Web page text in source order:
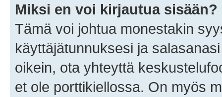
Miksi en voi kirjautua sisään?
Tämä voi johtua monestakin
käyttäjätunnuksesi ja
oikein, ota yhteyttä
et ole porttikiellossa. On myös